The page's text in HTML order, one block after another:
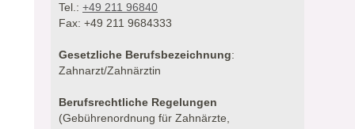
Tel.: +49 211 96840
Fax: +49 211 9684333
Gesetzliche Berufsbezeichnung:
Zahnarzt/Zahnärztin
Berufsrechtliche Regelungen
(Gebührenordnung für Zahnärzte,